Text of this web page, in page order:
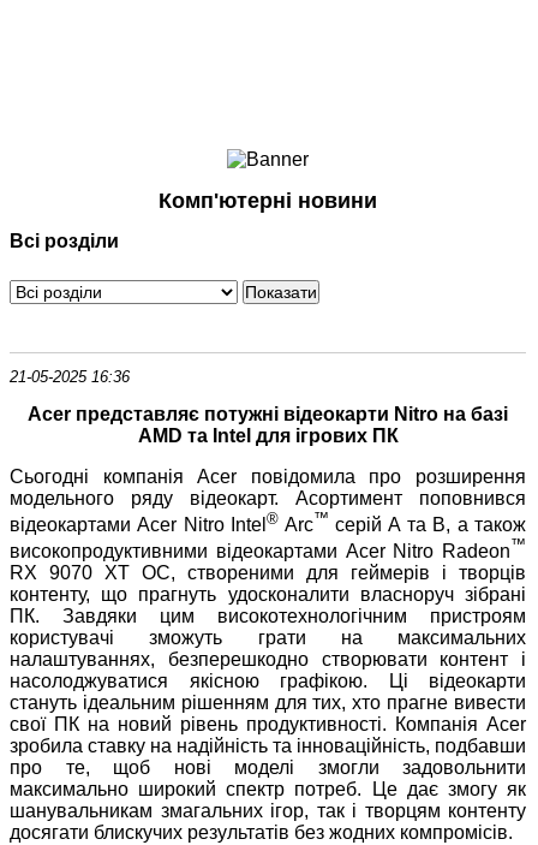
Смартфони
Периферія
Програмне забезпечення
Комп'ютерні новини
Всі розділи
21-05-2025 16:36
Acer представляє потужні відеокарти Nitro на базі
AMD та Intel для ігрових ПК
Сьогодні компанія Acer повідомила про розширення
модельного ряду відеокарт. Асортимент поповнився
відеокартами Acer Nitro Intel® Arc™ серій A та B, а також
високопродуктивними відеокартами Acer Nitro Radeon™
RX 9070 XT OC, створеними для геймерів і творців
контенту, що прагнуть удосконалити власноруч зібрані
ПК. Завдяки цим високотехнологічним пристроям
користувачі зможуть грати на максимальних
налаштуваннях, безперешкодно створювати контент і
насолоджуватися якісною графікою. Ці відеокарти
стануть ідеальним рішенням для тих, хто прагне вивести
свої ПК на новий рівень продуктивності. Компанія Acer
зробила ставку на надійність та інноваційність, подбавши
про те, щоб нові моделі змогли задовольнити
максимально широкий спектр потреб. Це дає змогу як
шанувальникам змагальних ігор, так і творцям контенту
досягати блискучих результатів без жодних компромісів.